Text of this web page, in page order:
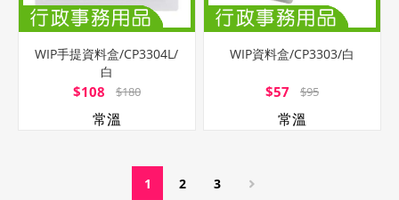
WIP手提資料盒/CP3304L/
白
$108 $180
常溫
WIP資料盒/CP3303/白
$57 $95
常溫
1 2 3